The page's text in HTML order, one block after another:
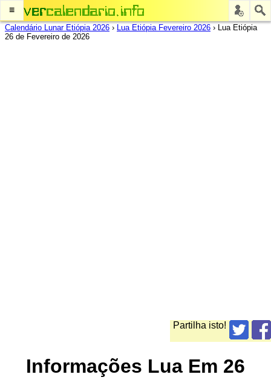
≡
Calendário Lunar Etiópia 2026 › Lua Etiópia Fevereiro 2026 › Lua Etiópia
26 de Fevereiro de 2026
Partilha isto!
Informações Lua Em 26